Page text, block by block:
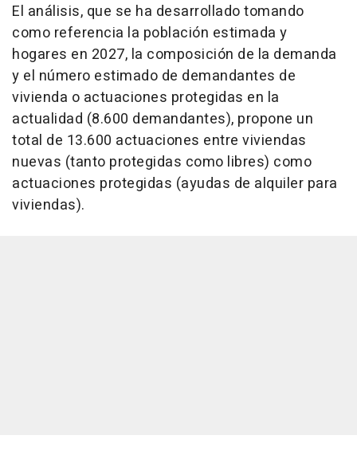
El análisis, que se ha desarrollado tomando
como referencia la población estimada y
hogares en 2027, la composición de la demanda
y el número estimado de demandantes de
vivienda o actuaciones protegidas en la
actualidad (8.600 demandantes), propone un
total de 13.600 actuaciones entre viviendas
nuevas (tanto protegidas como libres) como
actuaciones protegidas (ayudas de alquiler para
viviendas).